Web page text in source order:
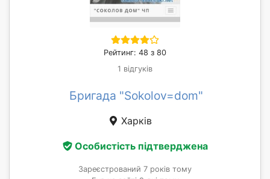
Рейтинг: 48 з 80
1 відгуків
Бригада "Sokolov=dom"
Харків
Особистість підтверджена
Зареєстрований 7 років тому